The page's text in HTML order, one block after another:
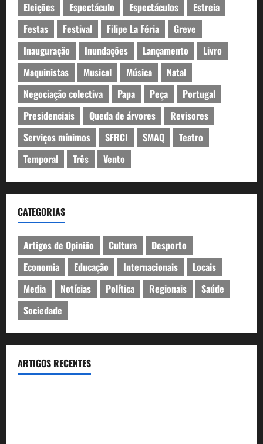
Eleições
Espectáculo Espectáculos
Estreia
Festas
Festival Filipe La Féria
Greve
Inauguração
Inundações Lançamento
Livro
Maquinistas
Musical Música
Natal
Negociação colectiva
Papa Peça
Portugal
Presidenciais
Queda de árvores
Revisores
Serviços mínimos
SFRCI SMAQ
Teatro
Temporal
Três Vento
CATEGORIAS
Artigos de Opinião Cultura
Desporto
Economia
Educação Internacionais
Locais
Media
Notícias Política Regionais
Saúde
Sociedade
ARTIGOS RECENTES